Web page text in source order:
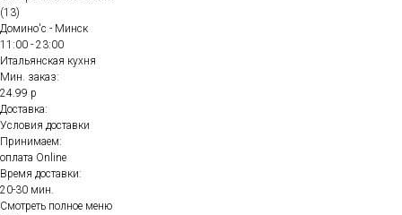
(13)
Домино'с - Минск
11:00 - 23:00
Итальянская кухня
Мин. заказ:
24.99 р
Доставка:
Условия доставки
Принимаем:
оплата Online
Время доставки:
20-30 мин.
Смотреть полное меню